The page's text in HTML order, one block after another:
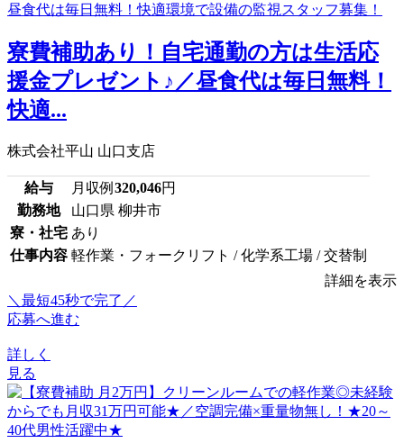
寮費補助あり！自宅通勤の方は生活応
援金プレゼント♪／昼食代は毎日無料！
快適...
株式会社平山 山口支店
給与 月収例 320,046円
勤務地
山口県 柳井市
寮・社宅 あり
仕事内容 軽作業・フォークリフト / 化学系工場 / 交替制
詳細を表示
＼最短45秒で完了／
応募へ進む
詳しく
見る